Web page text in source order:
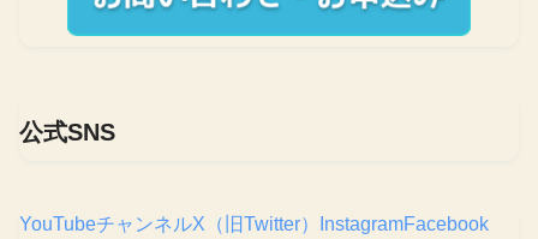
公式SNS
YouTubeチャンネルX（旧Twitter） InstagramFacebook